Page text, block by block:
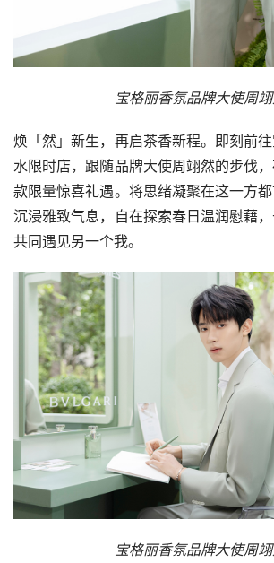
宝格丽香氛品牌大使周
焕「然」新生，再启茶香新程。即刻前
水限时店，跟随品牌大使周翊然的步伐
款限量惊喜礼遇。将思绪凝聚在这一方
沉浸雅致气息，自在探索春日温润慰藉，
共同遇见另一个我。
宝格丽香氛品牌大使周